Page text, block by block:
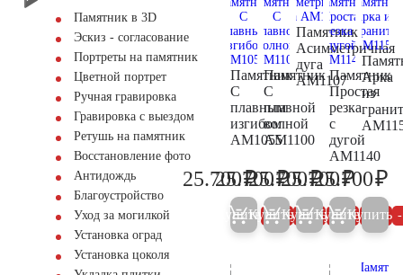
Памятник в 3D
Эскиз - согласование
Портреты на памятник
Цветной портрет
Ручная гравировка
Гравировка с выездом
Ретушь на памятник
Восстановление фото
Антидождь
Благоустройство
Уход за могилкой
Установка оград
Установка цоколя
Памятник
С
плавным
изгибом
AM1055
27.100
25.700₽
Купить 5%
Памятник
С
плавной
волной
AM1100
27.100
25.700₽
Купить 5%
Памятник
Асимметричная
дуга
AM1107
27.100
25.700₽
Купить 5%
Памятник
Простая
резка
с
дугой
AM1140
27.100
25.700₽
Купить 5%
Арка
из
25.700₽
Купить